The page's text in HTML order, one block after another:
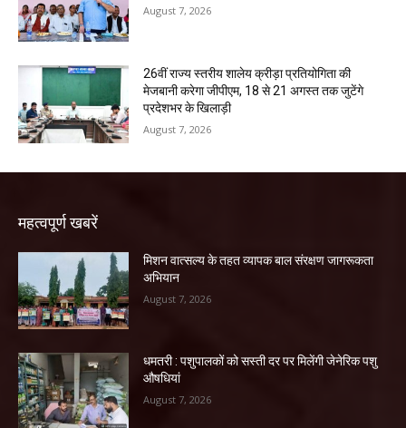
August 7, 2026
26वीं राज्य स्तरीय शालेय क्रीड़ा प्रतियोगिता की
मेजबानी करेगा जीपीएम, 18 से 21 अगस्त तक जुटेंगे
प्रदेशभर के खिलाड़ी
August 7, 2026
महत्वपूर्ण खबरें
मिशन वात्सल्य के तहत व्यापक बाल संरक्षण जागरूकता
अभियान
August 7, 2026
धमतरी : पशुपालकों को सस्ती दर पर मिलेंगी जेनेरिक पशु
औषधियां
August 7, 2026